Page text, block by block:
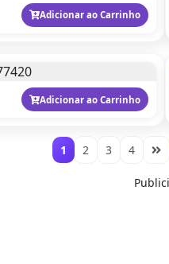
Adicionar ao Carrinho
Adicionar ao Carrinho
1 2 3 4